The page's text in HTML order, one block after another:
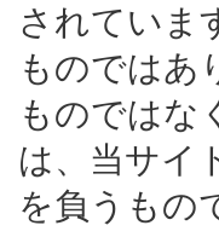
されていま
ものではあ
ものではな
は、当サイ
を負うもの